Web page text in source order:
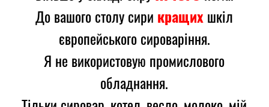
До вашого столу сири кращих шкіл
європейського сироваріння.
Я не використовую промислового
обладнання.